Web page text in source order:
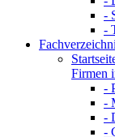
-
-
Firmen
-
-
-
-